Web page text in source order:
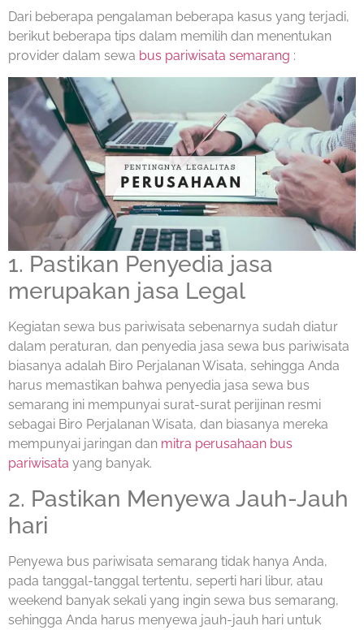
Dari beberapa pengalaman beberapa kasus yang terjadi,
berikut beberapa tips dalam memilih dan menentukan
provider dalam sewa bus pariwisata semarang :
1. Pastikan Penyedia jasa
merupakan jasa Legal
Kegiatan sewa bus pariwisata sebenarnya sudah diatur
dalam peraturan, dan penyedia jasa sewa bus pariwisata
biasanya adalah Biro Perjalanan Wisata, sehingga Anda
harus memastikan bahwa penyedia jasa sewa bus
semarang ini mempunyai surat-surat perijinan resmi
sebagai Biro Perjalanan Wisata, dan biasanya mereka
mempunyai jaringan dan mitra perusahaan bus
pariwisata yang banyak.
2. Pastikan Menyewa Jauh-Jauh
hari
Penyewa bus pariwisata semarang tidak hanya Anda,
pada tanggal-tanggal tertentu, seperti hari libur, atau
weekend banyak sekali yang ingin sewa bus semarang,
sehingga Anda harus menyewa jauh-jauh hari untuk